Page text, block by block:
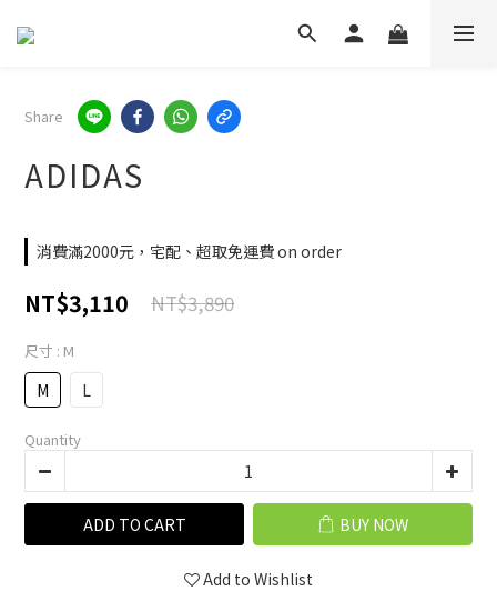
Share
ADIDAS
消費滿2000元，宅配、超取免運費 on order
NT$3,110 NT$3,890
尺寸 : M
M L
Quantity
ADD TO CART BUY NOW
Add to Wishlist